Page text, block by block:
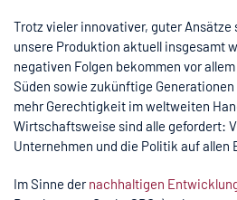
Trotz vieler innovativer, guter Ansätze
unsere Produktion aktuell insgesamt
negativen Folgen bekommen vor
Süden sowie zukünftige Generationen
mehr Gerechtigkeit im weltweiten
Wirtschaftsweise sind alle gefordert:
Unternehmen und die Politik auf allen
Im Sinne dernachhaltigen